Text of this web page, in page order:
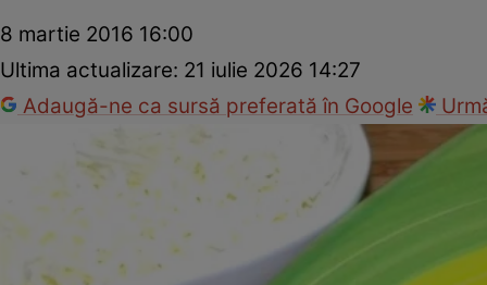
8 martie 2016 16:00
Ultima actualizare: 21 iulie 2026 14:27
Adaugă-ne ca sursă preferată în Google